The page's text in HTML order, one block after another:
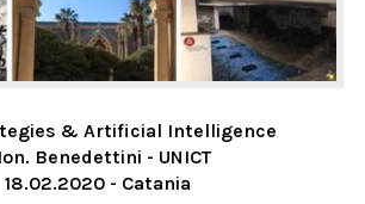
& Artificial Intelligence
Benedettini - UNICT
18.02.2020 - Catania